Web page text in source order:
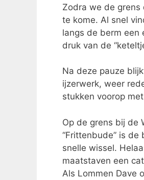
Zodra we de grens
te kome. Al snel
langs de berm een
druk van de
Na deze pauze
ijzerwerk, weer
stukken voorop
Op de grens bij de
“Frittenbude” is
snelle wissel.
maatstaven een
Als Lommen Dave